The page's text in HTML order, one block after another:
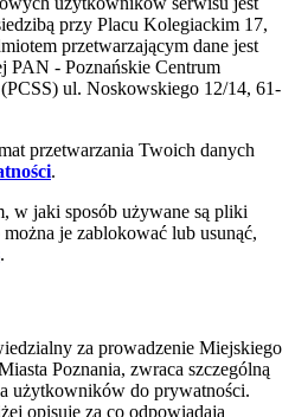
przy Placu Kolegiackim 17,
przetwarzającym dane jest
PAN - Poznańskie Centrum
ul. Noskowskiego 12/14, 61-
przetwarzania Twoich danych
.
w jaki sposób używane są pliki
je zablokować lub usunąć,
.
za prowadzenie Miejskiego
Poznania, zwraca szczególną
użytkowników do prywatności.
opisuje za co odpowiadają